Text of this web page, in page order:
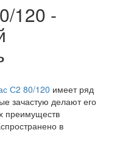
120 -
С2 80/120 имеет ряд
зачастую делают его
преимуществ
в